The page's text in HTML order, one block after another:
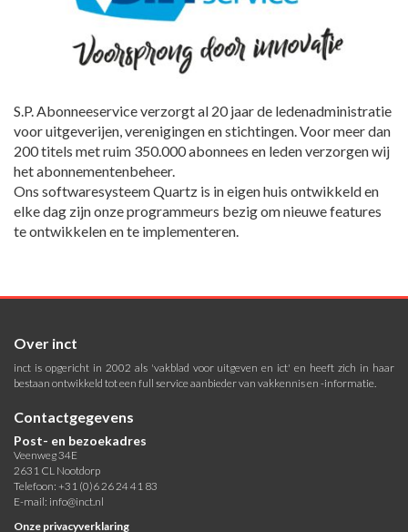
S.P. Abonneeservice verzorgt al 20 jaar de ledenadministratie
voor uitgeverijen, verenigingen en stichtingen. Voor meer dan
200 titels met ruim 350.000 abonnees en leden verzorgen wij
het abonnementenbeheer.
Ons softwaresysteem Quartz is in eigen huis ontwikkeld en
elke dag zijn onze programmeurs bezig om nieuwe features
te ontwikkelen en te implementeren.
Over inct
inct is opgericht in 2002 als 'vakblad voor uitgeven en ict' en heeft zich in haar
bestaan ontwikkeld tot een full service aanbieder van vakkennis en -informatie.
Contactgegevens
Post- en bezoekadres
Veenweg 34E
2631 CL Nootdorp
Telefoon: +31 (0)6 26 24 41 83
E-mail: info@inct.nl
Onze privacyverklaring